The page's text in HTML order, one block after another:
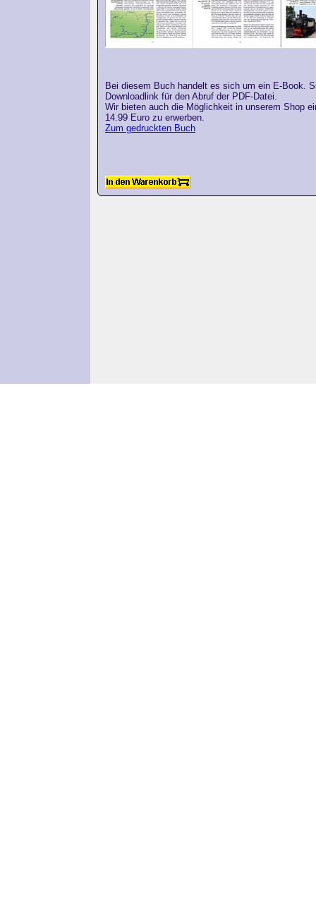
Bei diesem Buch handelt es sich um ein E-Book.
Downloadlink für den Abruf der PDF-Datei.
Wir bieten auch die Möglichkeit in unserem Shop
14.99 Euro zu erwerben.
Zum gedruckten Buch